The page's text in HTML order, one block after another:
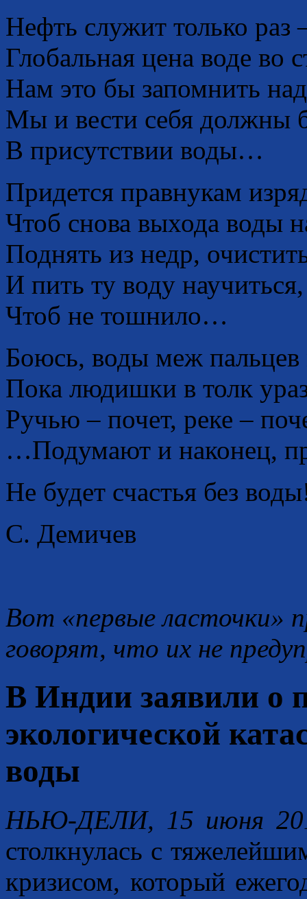
Нефть служит только раз
Глобальная цена воде во
Нам это бы запомнить
Мы и вести себя должны
В присутствии воды…
Придется правнукам
Чтоб снова выхода воды
Поднять из недр,
И пить ту воду научиться,
Чтоб не тошнило…
Боюсь, воды меж пальцев
Пока людишки в толк
Ручью – почет, реке –
…Подумают и наконец,
Не будет счастья без
С. Демичев
Вот «первые ласточки»
говорят, что их не
В Индии заявили о
экологической
воды
НЬЮ-ДЕЛИ, 15 июня
столкнулась с
кризисом, который